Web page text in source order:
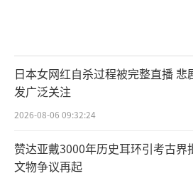
日本女网红自杀过程被完整直播 悲
发广泛关注
2026-08-06 09:32:24
赞达亚戴3000年历史耳环引考古界
文物争议再起